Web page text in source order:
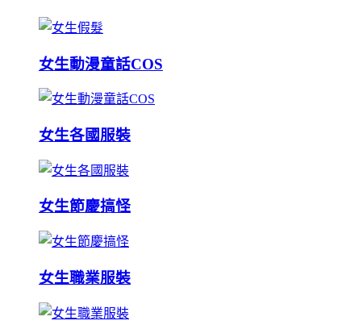
女生動漫童話COS
女生各國服裝
女生節慶搞怪
女生職業服裝